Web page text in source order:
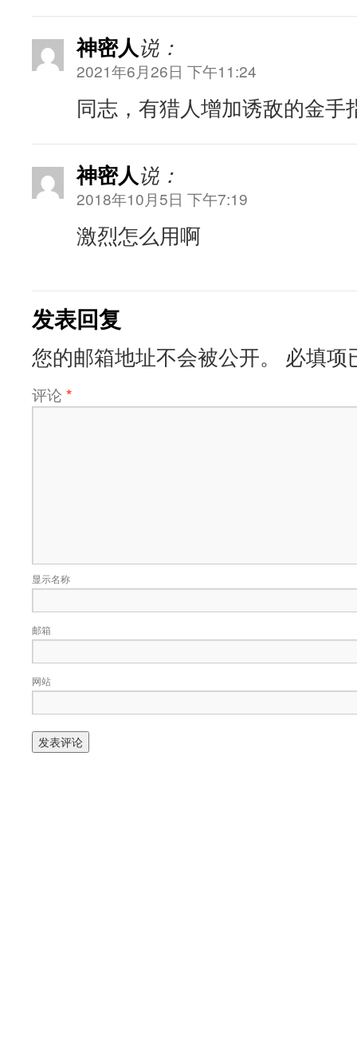
神密人说：
2021年6月26日 下午11:24
同志，有猎人增加诱敌的金手
神密人说：
2018年10月5日 下午7:19
激烈怎么用啊
发表回复
您的邮箱地址不会被公开。 必填项
评论 *
显示名称
邮箱
网站